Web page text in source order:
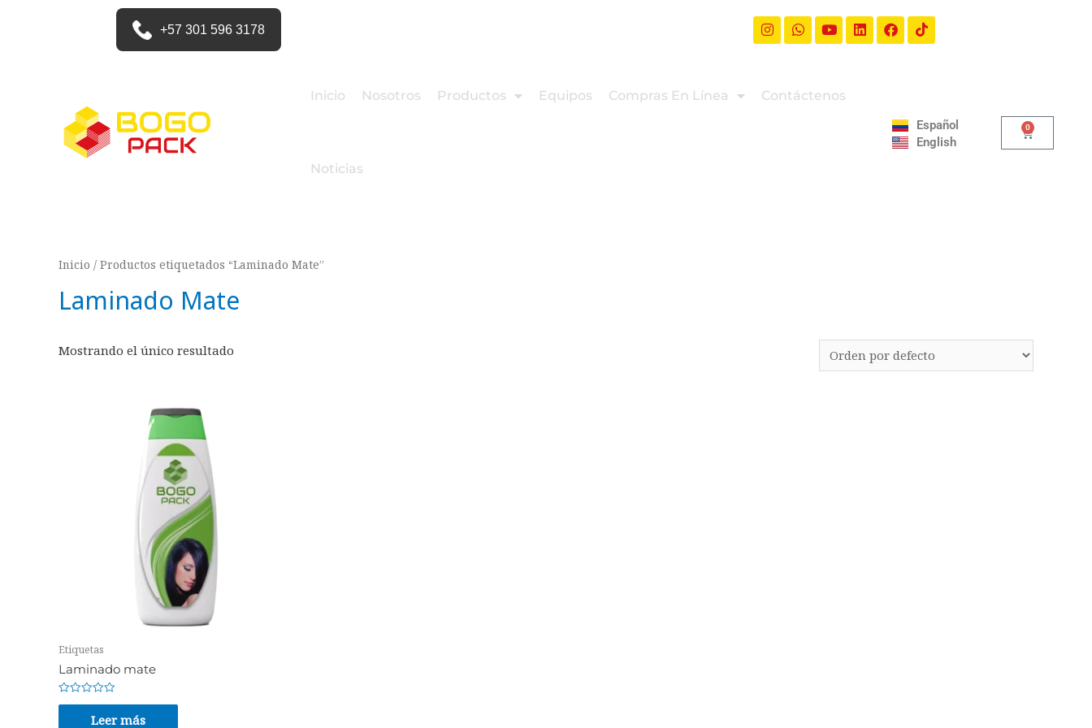
+57 301 596 3178
Inicio Nosotros Productos Equipos Compras En Línea Contáctenos
Noticias
Español
English
0
Inicio / Productos etiquetados “Laminado Mate”
Laminado Mate
Mostrando el único resultado
Etiquetas
Laminado mate
Valorado
Leer más